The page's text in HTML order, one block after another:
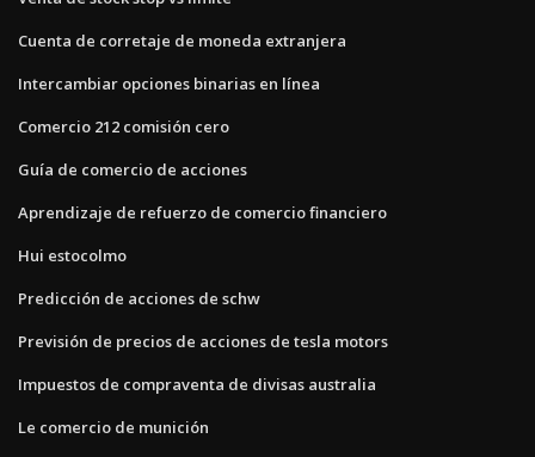
Cuenta de corretaje de moneda extranjera
Intercambiar opciones binarias en línea
Comercio 212 comisión cero
Guía de comercio de acciones
Aprendizaje de refuerzo de comercio financiero
Hui estocolmo
Predicción de acciones de schw
Previsión de precios de acciones de tesla motors
Impuestos de compraventa de divisas australia
Le comercio de munición